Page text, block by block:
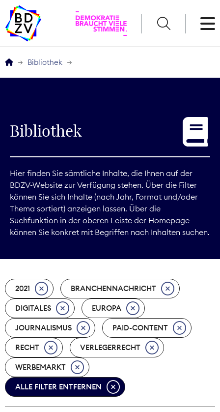
Service
Digitales
Kommunikation
Marktdaten
Nachhaltigkeit
Nachwuchs
Nova Award
Pressefreiheit
Print
Bibliothek
Bibliothek
Hier finden Sie sämtliche Inhalte, die Ihnen auf der
BDZV-Website zur Verfügung stehen. Über die Filter
können Sie sich Inhalte (nach Jahr, Format und/oder
Thema sortiert) anzeigen lassen. Über die
Suchfunktion in der oberen Leiste der Homepage
können Sie konkret mit Begriffen nach Inhalten suchen.
2021 BRANCHENNACHRICHT
DIGITALES EUROPA
JOURNALISMUS PAID-CONTENT
RECHT VERLEGERRECHT
WERBEMARKT
ALLE FILTER ENTFERNEN